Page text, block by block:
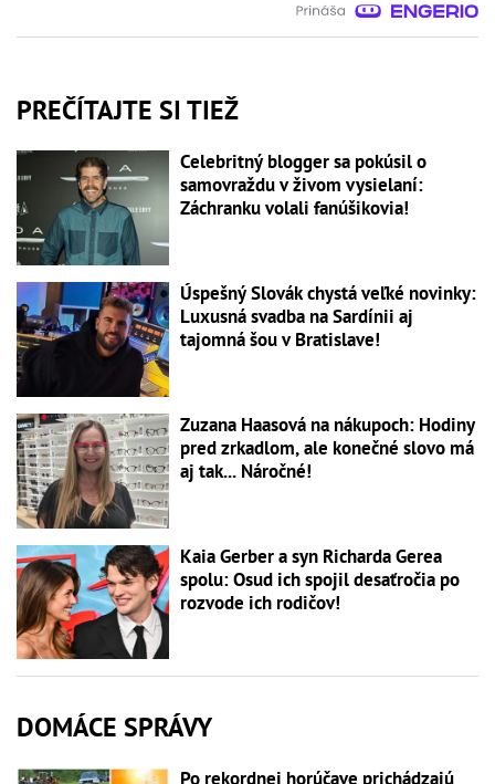
PREČÍTAJTE SI TIEŽ
Celebritný blogger sa pokúsil o
samovraždu v živom vysielaní:
Záchranku volali fanúšikovia!
Úspešný Slovák chystá veľké novinky:
Luxusná svadba na Sardínii aj
tajomná šou v Bratislave!
Zuzana Haasová na nákupoch: Hodiny
pred zrkadlom, ale konečné slovo má
aj tak... Náročné!
Kaia Gerber a syn Richarda Gerea
spolu: Osud ich spojil desaťročia po
rozvode ich rodičov!
DOMÁCE SPRÁVY
Po rekordnej horúčave prichádzajú